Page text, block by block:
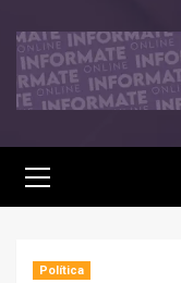
Política